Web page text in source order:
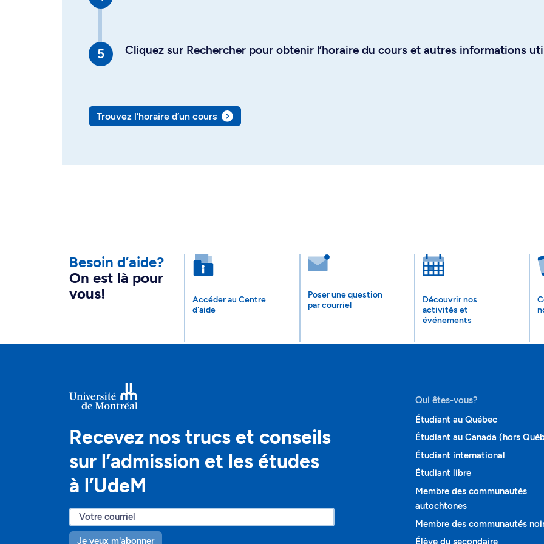
Cliquez sur Rechercher pour obtenir l’horaire du cours et autres informations
Trouvez l’horaire d’un cours
Besoin d’aide?
On est là pour
vous!
Accéder au Centre
d'aide
Poser une question
par courriel
Découvrir nos
activités et
événements
Recevez nos trucs et conseils
sur l’admission et les études
à l’UdeM
Je veux m'abonner
Qui êtes-vous?
Étudiant au Québec
Étudiant au Canada (hors
Étudiant international
Étudiant libre
Membre des communautés
autochtones
Membre des communautés
Élève du secondaire